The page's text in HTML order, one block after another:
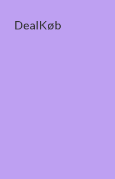
DealKøb